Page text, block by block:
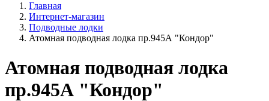
Главная
Интернет-магазин
Подводные лодки
Атомная подводная лодка пр.945А "Кондор"
Атомная подводная лодка
пр.945А "Кондор"